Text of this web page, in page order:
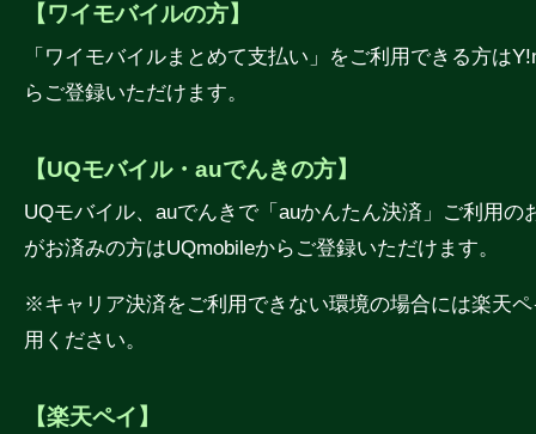
【ワイモバイルの方】
「ワイモバイルまとめて支払い」をご利用できる方は
らご登録いただけます。
【UQモバイル・auでんきの方】
UQモバイル、auでんきで「auかんたん決済」ご利用の
がお済みの方はUQmobileからご登録いただけます。
※キャリア決済をご利用できない環境の場合には楽天
用ください。
【楽天ペイ】